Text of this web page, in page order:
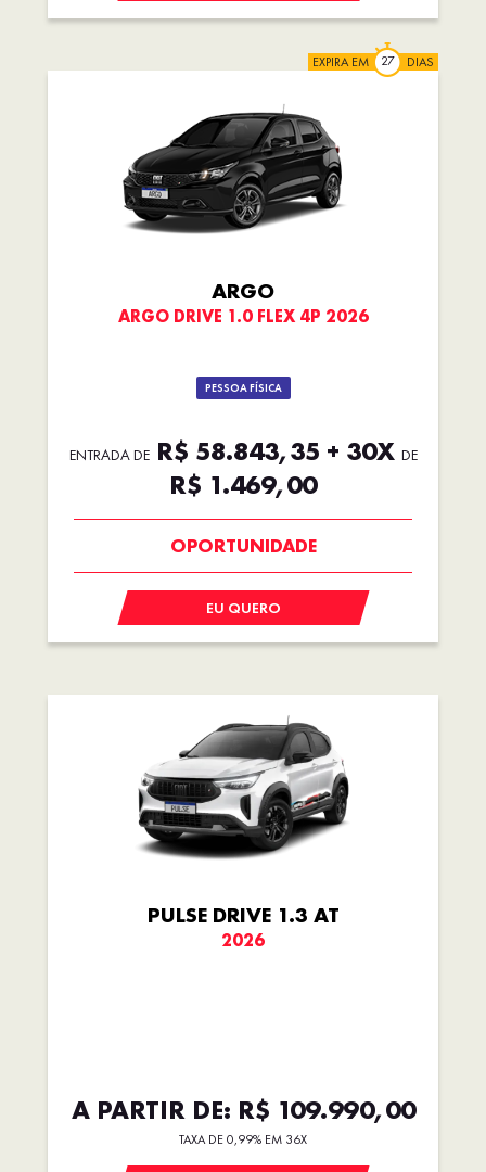
EXPIRA EM DIAS
ARGO
ARGO DRIVE 1.0 FLEX 4P 2026
PESSOA FÍSICA
ENTRADA DER$ 58.843,35 + 30X DE
R$ 1.469,00
BÔNUS DE 6 MIL REAIS
EU QUERO
PULSE DRIVE 1.3 AT
2026
A PARTIR DE: R$ 109.990,00
TAXA DE 0,99% EM 36X